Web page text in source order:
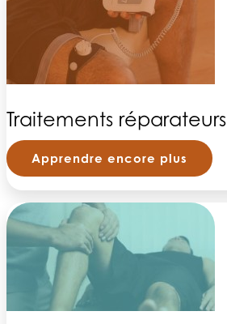
Traitements réparateurs
Apprendre encore plus